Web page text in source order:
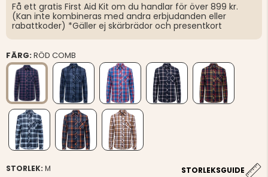
Få ett gratis First Aid Kit om du handlar för över 899 kr.
(Kan inte kombineras med andra erbjudanden eller
rabattkoder) *Gäller ej skärbrädor och presentkort
FÄRG:RÖD COMB
STORLEK: M STORLEKSGUIDE